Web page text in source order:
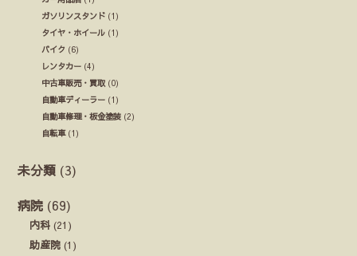
ガソリンスタンド (1)
タイヤ・ホイール (1)
バイク (6)
レンタカー (4)
中古車販売・買取 (0)
自動車ディーラー (1)
自動車修理・板金塗装 (2)
自転車(1)
未分類 (3)
病院 (69)
内科 (21)
助産院 (1)